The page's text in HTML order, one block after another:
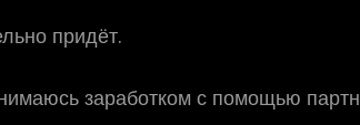
придёт.
заработком с помощью